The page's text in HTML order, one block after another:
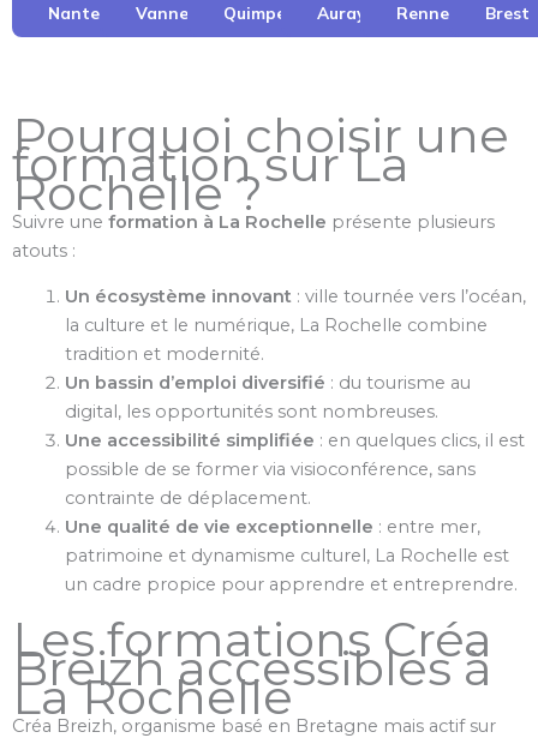
Nantes Vannes Quimper Auray Rennes Brest
Pourquoi choisir une
formation sur La
Rochelle ?
Suivre une formation à La Rochelle présente plusieurs
atouts :
Un écosystème innovant: ville tournée vers l’océan,
la culture et le numérique, La Rochelle combine
tradition et modernité.
Un bassin d’emploi diversifié : du tourisme au
digital, les opportunités sont nombreuses.
Une accessibilité simplifiée : en quelques clics, il est
possible de se former via visioconférence, sans
contrainte de déplacement.
Une qualité de vie exceptionnelle : entre mer,
patrimoine et dynamisme culturel, La Rochelle est
un cadre propice pour apprendre et entreprendre.
Les formations Créa
Breizh accessibles à
La Rochelle
Créa Breizh, organisme basé en Bretagne mais actif sur